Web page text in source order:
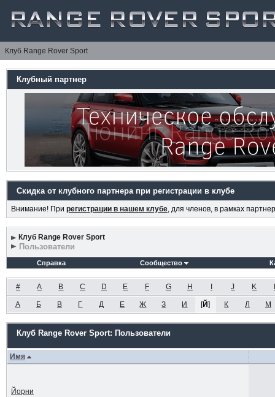
Клуб Range Rover Sport
Клубный партнер
Скидка от клубного партнера при регистрации в клубе
Внимание! При регистрации в нашем клубе, для членов, в рамках
Клуб Range Rover Sport
Пользователи
Справка Сообщество
# A B C D E F G H J K
А Б В Г Д Е Ж З И [Й] К Л М
Клуб Range Rover Sport: Пользователи
Имя
Йорни